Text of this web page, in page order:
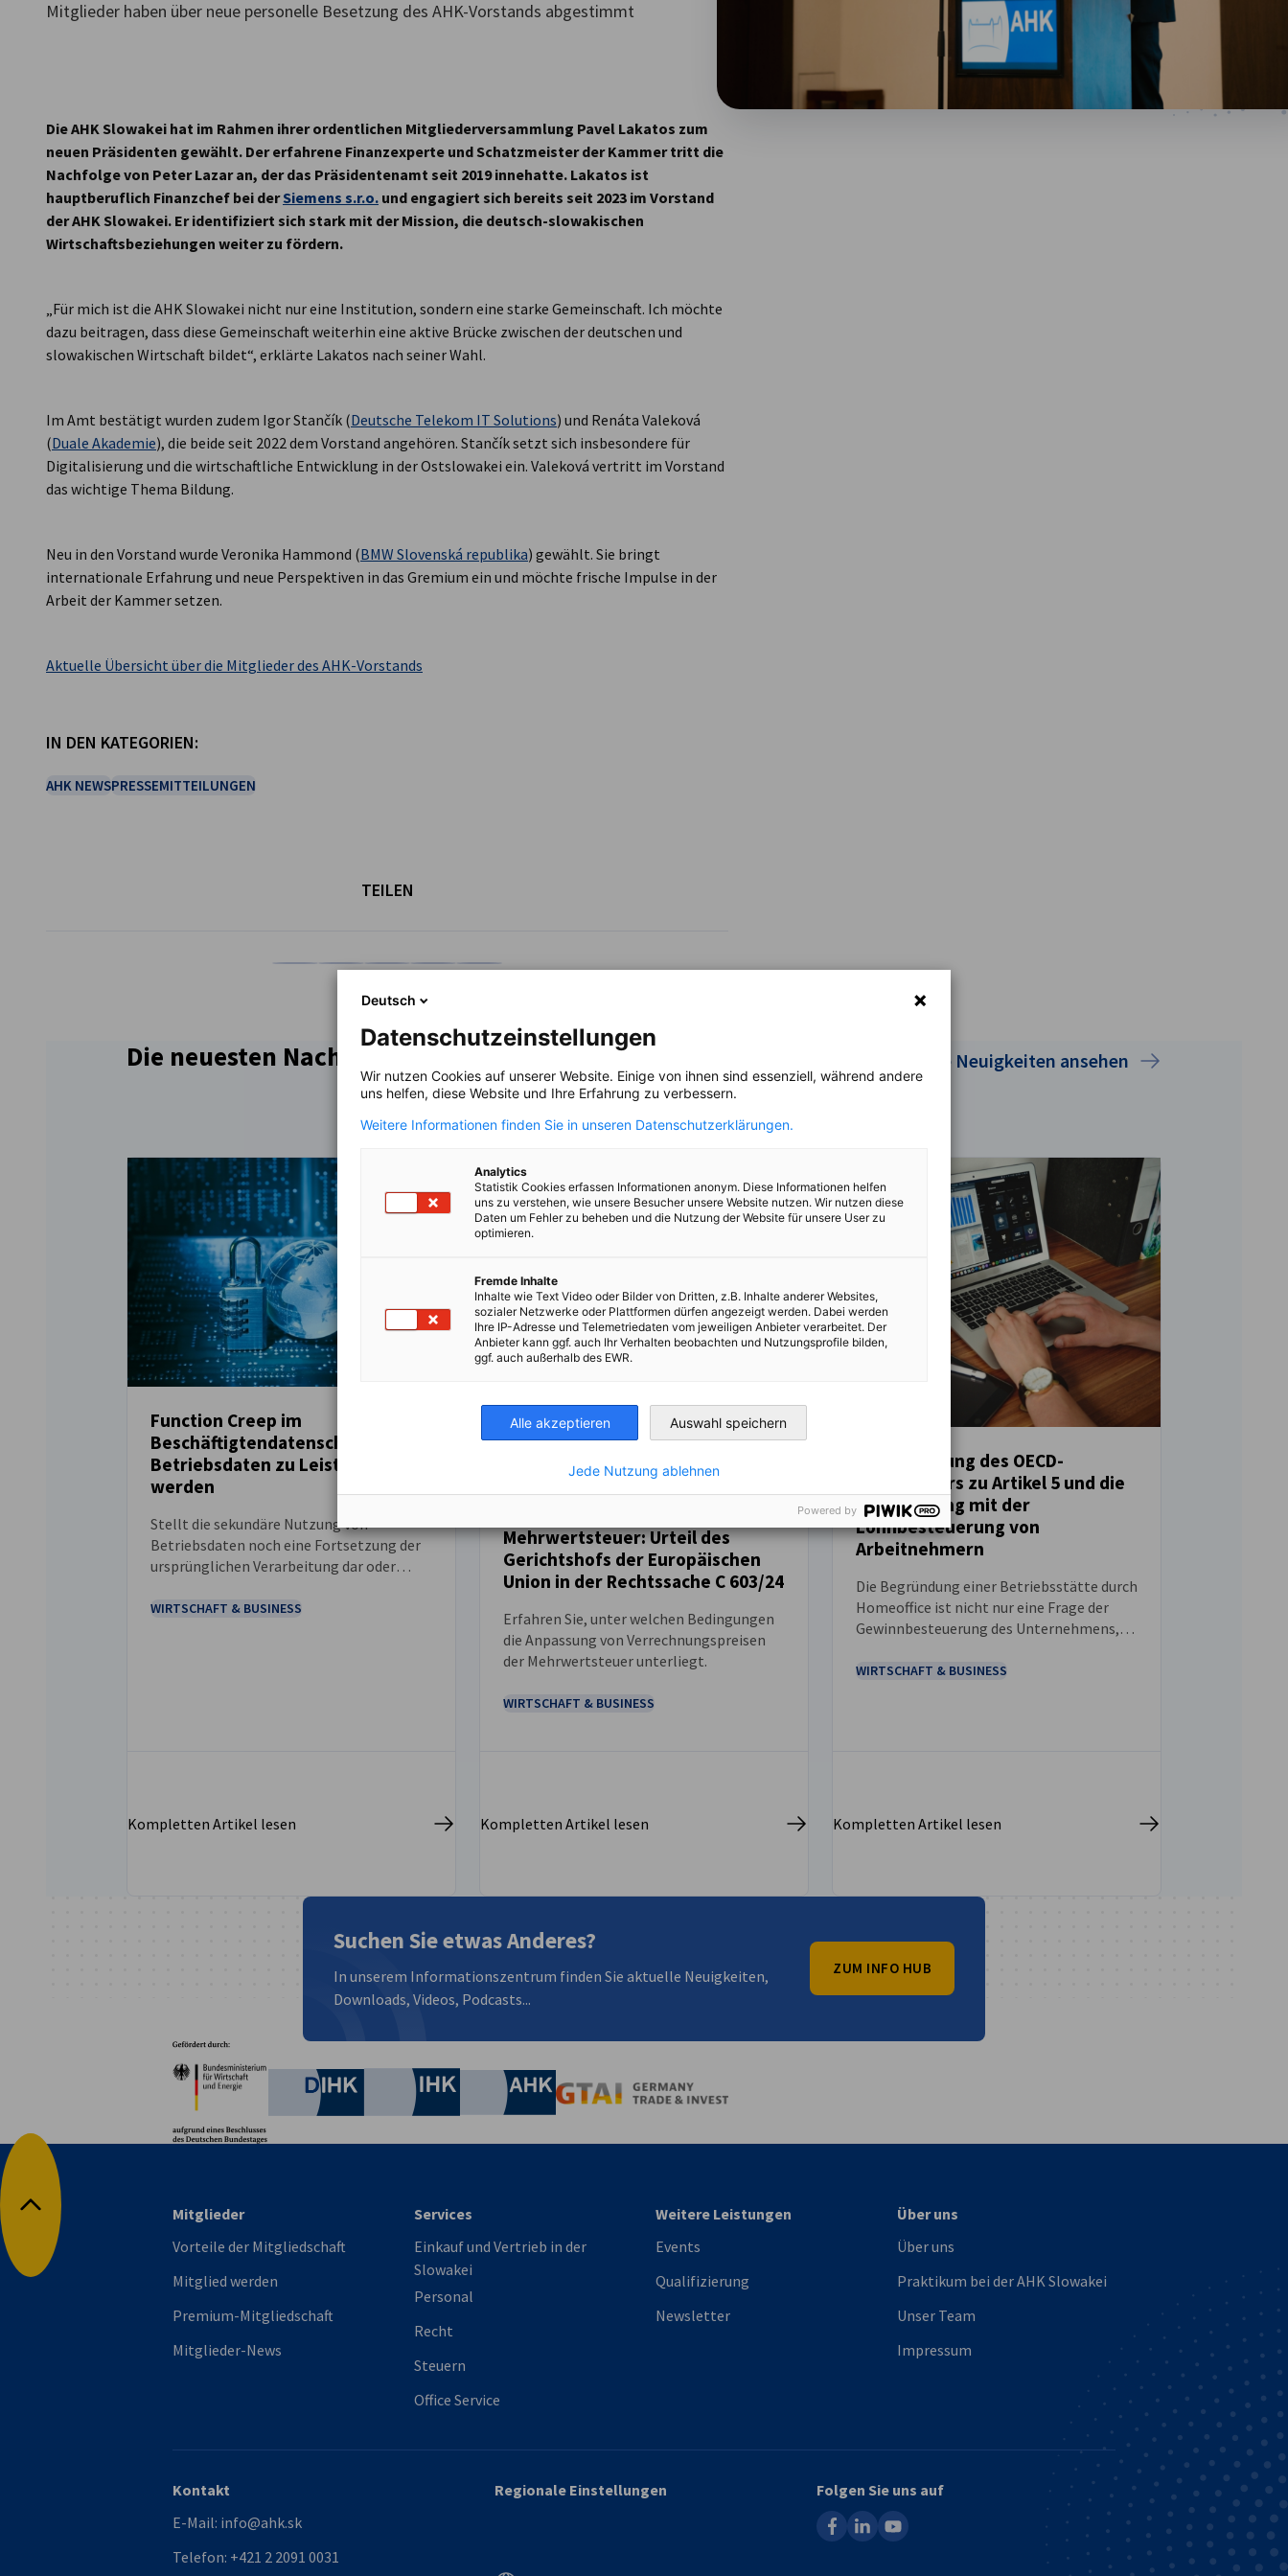
Mitglieder haben über neue personelle Besetzung des AHK-Vorstands abgestimmt
Die AHK Slowakei hat im Rahmen ihrer ordentlichen Mitgliederversammlung Pavel Lakatos zum
neuen Präsidenten gewählt. Der erfahrene Finanzexperte und Schatzmeister der Kammer tritt die
Nachfolge von Peter Lazar an, der das Präsidentenamt seit 2019 innehatte. Lakatos ist
hauptberuflich Finanzchef bei derSiemens s.r.o. und engagiert sich bereits seit 2023 im Vorstand
der AHK Slowakei. Er identifiziert sich stark mit der Mission, die deutsch-slowakischen
Wirtschaftsbeziehungen weiter zu fördern.
„Für mich ist die AHK Slowakei nicht nur eine Institution, sondern eine starke Gemeinschaft. Ich möchte
dazu beitragen, dass diese Gemeinschaft weiterhin eine aktive Brücke zwischen der deutschen und
slowakischen Wirtschaft bildet“, erklärte Lakatos nach seiner Wahl.
Im Amt bestätigt wurden zudem Igor Stančík (Deutsche Telekom IT Solutions) und Renáta Valeková
(Duale Akademie), die beide seit 2022 dem Vorstand angehören. Stančík setzt sich insbesondere für
Digitalisierung und die wirtschaftliche Entwicklung in der Ostslowakei ein. Valeková vertritt im Vorstand
das wichtige Thema Bildung.
Neu in den Vorstand wurde Veronika Hammond (BMW Slovenská republika) gewählt. Sie bringt
internationale Erfahrung und neue Perspektiven in das Gremium ein und möchte frische Impulse in der
Arbeit der Kammer setzen.
Aktuelle Übersicht über die Mitglieder des AHK-Vorstands
IN DEN KATEGORIEN:
AHK NEWSPRESSEMITTEILUNGEN
TEILEN
Auf Facebook teilen
Auf LinkedIn teilen
Auf X teilenAuf Xing teilenKopiere URL zum Clipboard
Die neuesten Nachrichten lesen Alle Neuigkeiten ansehen
NEUIGKEITEN
Function Creep im
Beschäftigtendatenschutz: Wenn
Betriebsdaten zu Leistungsdaten
werden
Stellt die sekundäre Nutzung von
Betriebsdaten noch eine Fortsetzung der
ursprünglichen Verarbeitung dar oder
eigenständigen rechtlichen Bewertung
WIRTSCHAFT & BUSINESS
Kompletten Artikel lesen
NEUIGKEITEN
Mehrwertsteuer: Urteil des
Gerichtshofs der Europäischen
Union in der Rechtssache C 603/24
Erfahren Sie, unter welchen Bedingungen
die Anpassung von Verrechnungspreisen
der Mehrwertsteuer unterliegt.
WIRTSCHAFT & BUSINESS
Kompletten Artikel lesen
NEUIGKEITEN
Aktualisierung des OECD-
Kommentars zu Artikel 5 und die
Verknüpfung mit der
Lohnbesteuerung von
Arbeitnehmern
Die Begründung einer Betriebsstätte durch
Homeoffice ist nicht nur eine Frage der
Gewinnbesteuerung des Unternehmens,
auf die Regeln zur Lohnbesteuerung des
WIRTSCHAFT & BUSINESS
Kompletten Artikel lesen
Suchen Sie etwas Anderes?
In unserem Informationszentrum finden Sie aktuelle Neuigkeiten,
Downloads, Videos, Podcasts...
ZUM INFO HUB
Deutsche Industrie- und Handelskammer
Industrie- und Handelskammer
AHK.de
Nach oben
Mitglieder
Vorteile der Mitgliedschaft
Mitglied werden
Premium-Mitgliedschaft
Mitglieder-News
Services
Einkauf und Vertrieb in der
Slowakei
Personal
Recht
Steuern
Office Service
Weitere Leistungen
Events
Qualifizierung
Newsletter
Über uns
Über uns
Praktikum bei der AHK Slowakei
Unser Team
Impressum
Kontakt
E-Mail: info@ahk.sk
Telefon: +421 2 2091 0031
Regionale Einstellungen
Folgen Sie uns auf
facebooklinkedinyoutube
Deutsch
Datenschutzeinstellungen
Wir nutzen Cookies auf unserer Website. Einige von ihnen sind essenziell, während andere
uns helfen, diese Website und Ihre Erfahrung zu verbessern.
Weitere Informationen finden Sie in unseren Datenschutzerklärungen.
Analytics
Statistik Cookies erfassen Informationen anonym. Diese Informationen helfen
uns zu verstehen, wie unsere Besucher unsere Website nutzen. Wir nutzen diese
Daten um Fehler zu beheben und die Nutzung der Website für unsere User zu
optimieren.
Fremde Inhalte
Inhalte wie Text Video oder Bilder von Dritten, z.B. Inhalte anderer Websites,
sozialer Netzwerke oder Plattformen dürfen angezeigt werden. Dabei werden
Ihre IP-Adresse und Telemetriedaten vom jeweiligen Anbieter verarbeitet. Der
Anbieter kann ggf. auch Ihr Verhalten beobachten und Nutzungsprofile bilden,
ggf. auch außerhalb des EWR.
Alle akzeptieren Auswahl speichern
Jede Nutzung ablehnen
Powered by